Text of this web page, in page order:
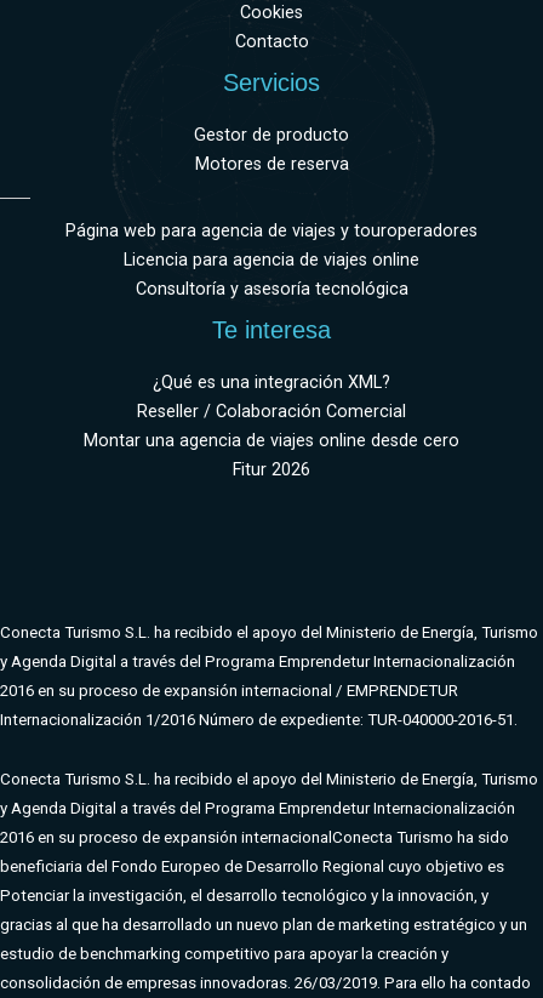
Cookies
Contacto
Servicios
Gestor de producto
Motores de reserva
Página web para agencia de viajes y touroperadores
Licencia para agencia de viajes online
Consultoría y asesoría tecnológica
Te interesa
¿Qué es una integración XML?
Reseller / Colaboración Comercial
Montar una agencia de viajes online desde cero
Fitur 2026
Conecta Turismo S.L. ha recibido el apoyo del Ministerio de Energía, Turismo
y Agenda Digital a través del Programa Emprendetur Internacionalización
2016 en su proceso de expansión internacional / EMPRENDETUR
Internacionalización 1/2016 Número de expediente: TUR-040000-2016-51.
Conecta Turismo S.L. ha recibido el apoyo del Ministerio de Energía, Turismo
y Agenda Digital a través del Programa Emprendetur Internacionalización
2016 en su proceso de expansión internacional Conecta Turismo ha sido
beneficiaria del Fondo Europeo de Desarrollo Regional cuyo objetivo es
Potenciar la investigación, el desarrollo tecnológico y la innovación, y
gracias al que ha desarrollado un nuevo plan de marketing estratégico y un
estudio de benchmarking competitivo para apoyar la creación y
consolidación de empresas innovadoras. 26/03/2019. Para ello ha contado